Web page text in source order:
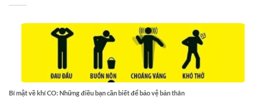
Bí mật về khí CO: Những điều bạn cần biết để bảo vệ bản thân